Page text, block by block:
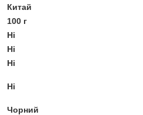
Китай
100 г
Ні
Ні
Ні
Ні
Чорний